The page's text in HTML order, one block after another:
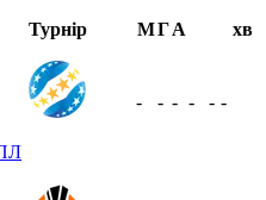
Турнір МГА хв
- - - - - -